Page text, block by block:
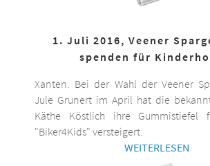
1. Juli 2016, Veener
spenden für
Xanten. Bei der Wahl der Veener
Jule Grunert im April hat die
Käthe Köstlich ihre Gummistiefel
"Biker4Kids" versteigert.
WEITERLESEN